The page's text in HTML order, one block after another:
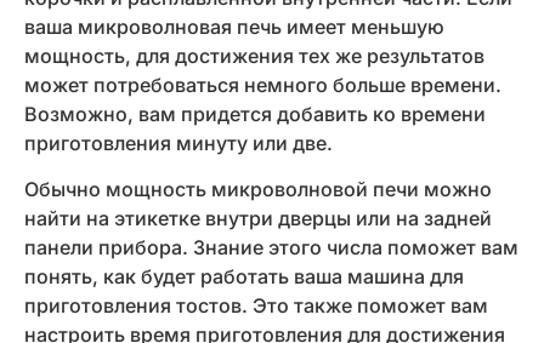
ваша микроволновая печь имеет меньшую
мощность, для достижения тех же результатов
может потребоваться немного больше времени.
Возможно, вам придется добавить ко времени
приготовления минуту или две.
Обычно мощность микроволновой печи можно
найти на этикетке внутри дверцы или на задней
панели прибора. Знание этого числа поможет вам
понять, как будет работать ваша машина для
приготовления тостов. Это также поможет вам
настроить время приготовления для достижения